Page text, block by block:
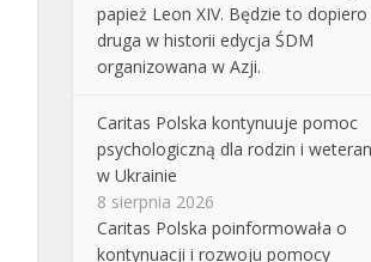
papież Leon XIV. Będzie to dopiero
druga w historii edycja ŚDM
organizowana w Azji.
Caritas Polska kontynuuje pomoc
psychologiczną dla rodzin i
w Ukrainie
8 sierpnia 2026
Caritas Polska poinformowała o
kontynuacji i rozwoju pomocy